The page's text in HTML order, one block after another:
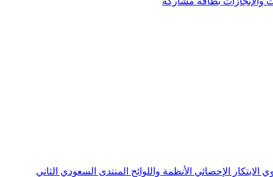
الابتكار الإحصائي الأنظمة واللوائح المنتدى السعودي الثاني